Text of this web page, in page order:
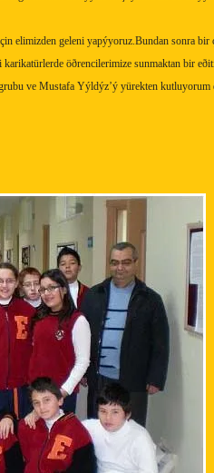
elimizden geleni yapýyoruz.Bundan sonra bir
öðrencilerimize sunmaktan bir
ve Mustafa Yýldýz’ý yürekten kutluyorum